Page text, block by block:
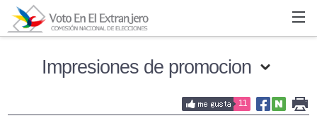
Impresiones de promocion
11